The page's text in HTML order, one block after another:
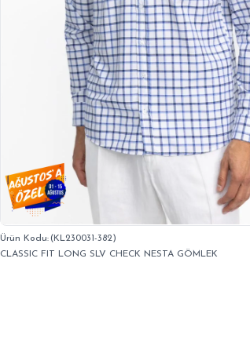
(KL230031-382)
CLASSIC FIT LONG SLV CHECK NESTA GÖMLEK